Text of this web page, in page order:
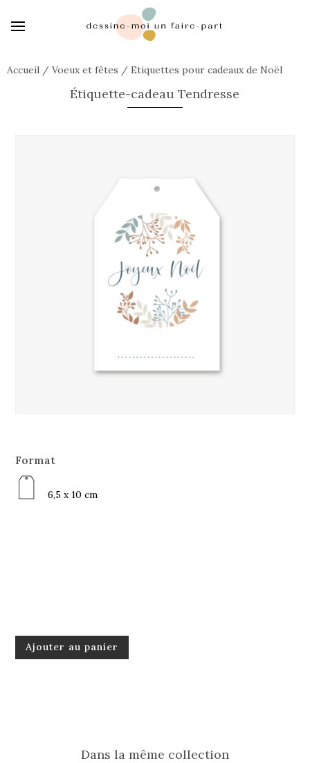
Accueil / Voeux et fêtes / Etiquettes pour cadeaux de Noël
Étiquette-cadeau Tendresse
Format
6,5 x 10 cm
quantité
de
Ajouter au panier
Dans la même collection